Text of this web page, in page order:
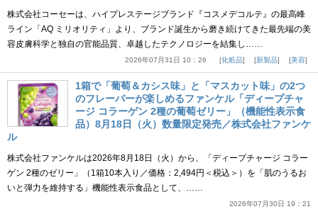
株式会社コーセーは、ハイプレステージブランド『コスメデコルテ』の最高峰
ライン「AQ ミリオリティ」より、ブランド誕生から磨き続けてきた最先端の美
容皮膚科学と独自の官能品質、卓越したテクノロジーを結集し……
2026年07月31日 10：26 化粧品 新製品 美容
1箱で「葡萄＆カシス味」と「マスカット味」の2つ
のフレーバーが楽しめるファンケル「ディープチャ
ージ コラーゲン 2種の葡萄ゼリー」（機能性表示食
品）8月18日（火）数量限定発売／株式会社ファンケ
ル
株式会社ファンケルは2026年8月18日（火）から、「ディープチャージ コラー
ゲン 2種のゼリー」（1箱10本入り／価格：2,494円＜税込＞）を「肌のうるお
いと弾力を維持する」機能性表示食品として、……
2026年07月30日 19：21